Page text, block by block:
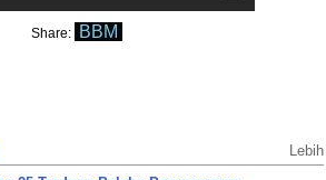
Share: BBM
Lebih